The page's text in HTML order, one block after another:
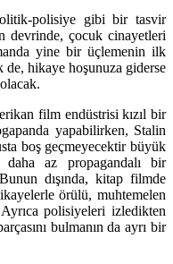
polisiye gibi bir tasvir
devrinde, çocuk cinayetleri
yine bir üçlemenin ilk
hikaye hoşunuza giderse
film endüstrisi kızıl bir
yapabilirken, Stalin
boş geçmeyecektir büyük
az propagandalı bir
dışında, kitap filmde
örülü, muhtemelen
polisiyeleri izledikten
bulmanın da ayrı bir